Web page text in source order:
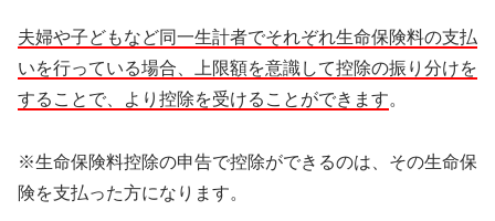
夫婦や子どもなど同一生計者でそれぞれ生命保険料の支払
いを行っている場合、上限額を意識して控除の振り分けを
することで、より控除を受けることができます。
※生命保険料控除の申告で控除ができるのは、その生命保
険を支払った方になります。